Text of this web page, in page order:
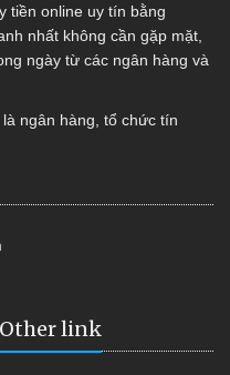
tiền online uy tín bằng
nhất không cần gặp mặt,
ngày từ các ngân hàng và
ngân hàng, tổ chức tín
Other link